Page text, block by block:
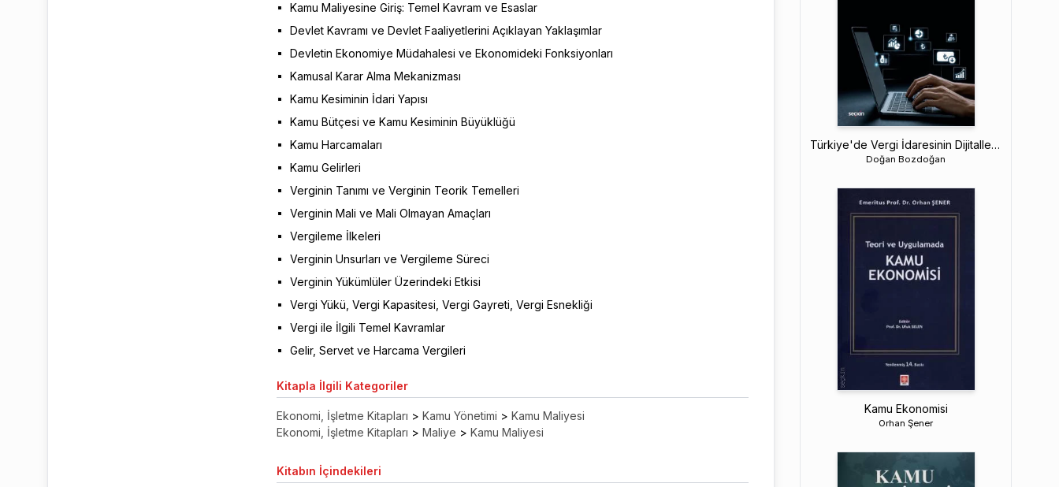
Kamu Maliyesine Giriş: Temel Kavram ve Esaslar
Devlet Kavramı ve Devlet Faaliyetlerini Açıklayan Yaklaşımlar
Devletin Ekonomiye Müdahalesi ve Ekonomideki Fonksiyonları
Kamusal Karar Alma Mekanizması
Kamu Kesiminin İdari Yapısı
Kamu Bütçesi ve Kamu Kesiminin Büyüklüğü
Kamu Harcamaları
Kamu Gelirleri
Verginin Tanımı ve Verginin Teorik Temelleri
Verginin Mali ve Mali Olmayan Amaçları
Vergileme İlkeleri
Verginin Unsurları ve Vergileme Süreci
Verginin Yükümlüler Üzerindeki Etkisi
Vergi Yükü, Vergi Kapasitesi, Vergi Gayreti, Vergi Esnekliği
Vergi ile İlgili Temel Kavramlar
Gelir, Servet ve Harcama Vergileri
Kitapla İlgili Kategoriler
Ekonomi, İşletme Kitapları > Kamu Yönetimi > Kamu Maliyesi
Ekonomi, İşletme Kitapları > Maliye > Kamu Maliyesi
Kitabın İçindekileri
Türkiye'de Vergi İdaresinin Dijitalleşmesi ve E–Mali Uygulamalar
Doğan Bozdoğan
Kamu Ekonomisi
Orhan Şener